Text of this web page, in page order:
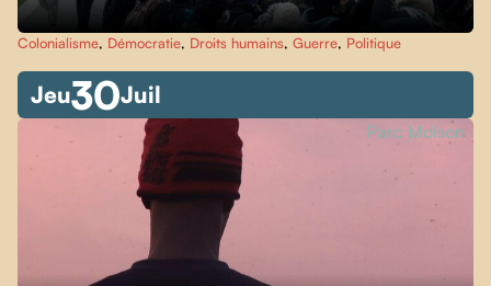
Colonialisme, Démocratie, Droits humains, Guerre, Politique
Jeu30Juil
Parc Molson